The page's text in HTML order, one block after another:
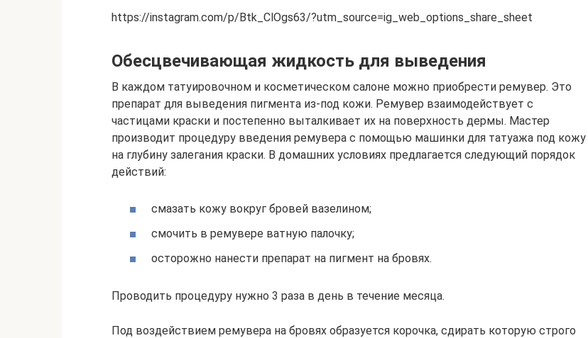
https://instagram.com/p/Btk_ClOgs63/?utm_source=ig_web_options_share_sheet
Обесцвечивающая жидкость для выведения
В каждом татуировочном и косметическом салоне можно приобрести ремувер. Это
препарат для выведения пигмента из-под кожи. Ремувер взаимодействует с
частицами краски и постепенно выталкивает их на поверхность дермы. Мастер
производит процедуру введения ремувера с помощью машинки для татуажа под кожу
на глубину залегания краски. В домашних условиях предлагается следующий порядок
действий:
смазать кожу вокруг бровей вазелином;
смочить в ремувере ватную палочку;
осторожно нанести препарат на пигмент на бровях.
Проводить процедуру нужно 3 раза в день в течение месяца.
Под воздействием ремувера на бровях образуется корочка, сдирать которую строго